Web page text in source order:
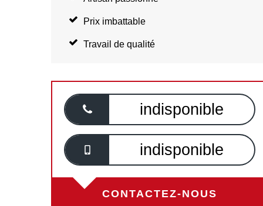
Prix imbattable
Travail de qualité
indisponible
indisponible
CONTACTEZ-NOUS